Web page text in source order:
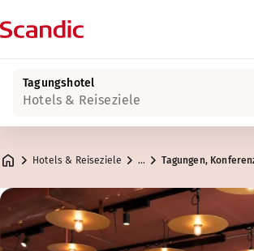
Tagungshotel
Hotels & Reiseziele
Hotels & Reiseziele … Tagungen,